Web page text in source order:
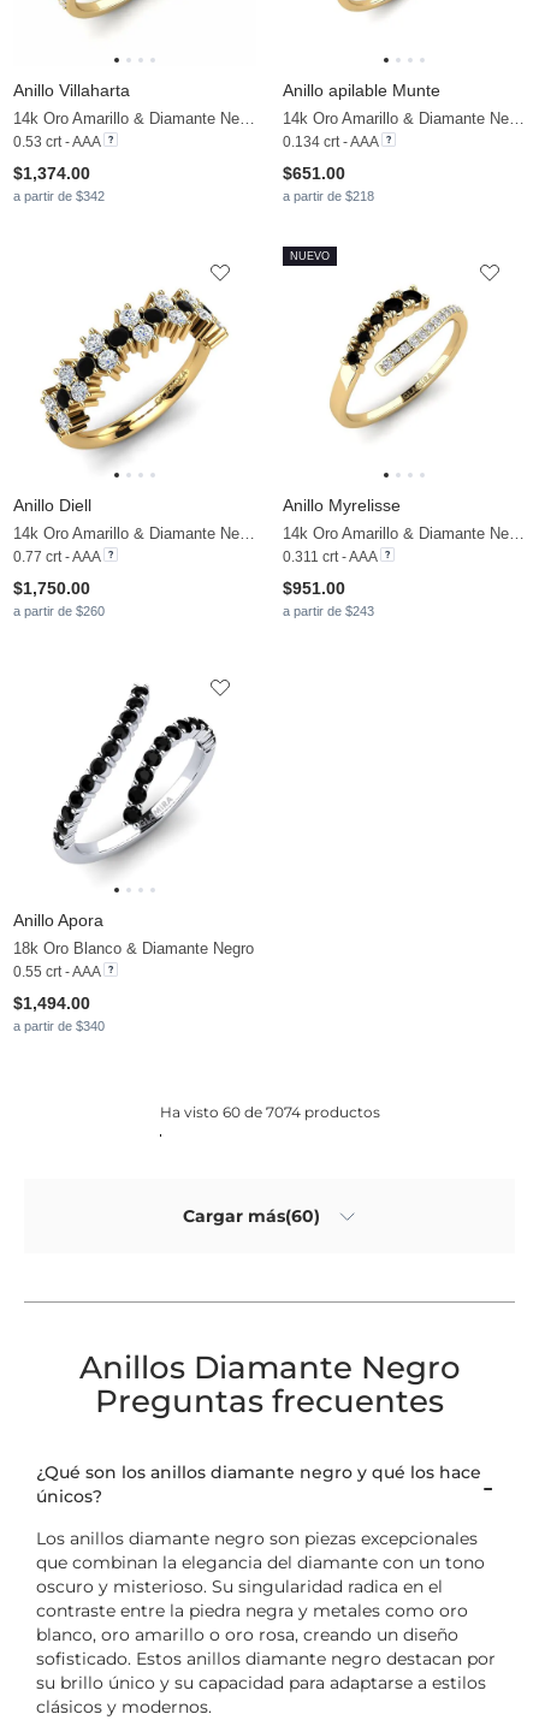
Anillo Villaharta
0.53 crt - AAA
$1,374.00
a partir de $342
Anillo apilable Munte
0.134 crt - AAA
$651.00
a partir de $218
Anillo Diell
0.77 crt - AAA
$1,750.00
a partir de $260
Anillo Myrelisse
0.311 crt - AAA
$951.00
a partir de $243
NUEVO
Anillo Apora
18k Oro Blanco & Diamante Negro
0.55 crt - AAA
$1,494.00
a partir de $340
Ha visto 60 de 7074 productos
Cargar más(60)
Anillos Diamante Negro
Preguntas frecuentes
¿Qué son los anillos diamante negro y qué los hace
únicos?
Los anillos diamante negro son piezas excepcionales
que combinan la elegancia del diamante con un tono
oscuro y misterioso. Su singularidad radica en el
contraste entre la piedra negra y metales como oro
blanco, oro amarillo o oro rosa, creando un diseño
sofisticado. Estos anillos diamante negro destacan por
su brillo único y su capacidad para adaptarse a estilos
clásicos y modernos.